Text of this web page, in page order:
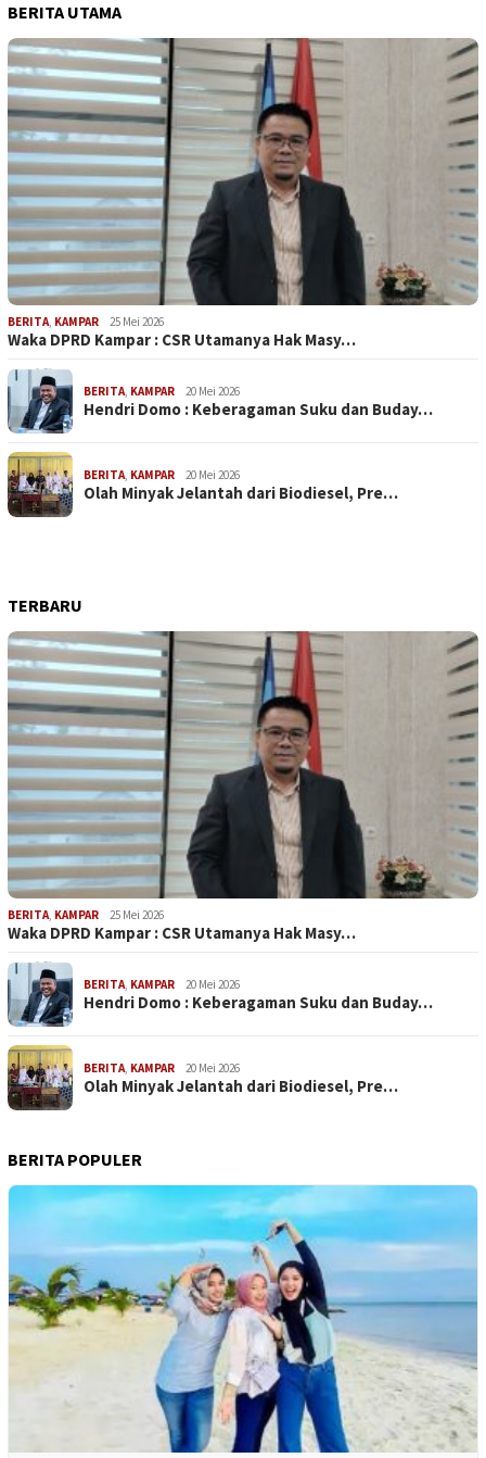
BERITA UTAMA
BERITA, KAMPAR 25 Mei 2026
Waka DPRD Kampar : CSR Utamanya Hak Masy…
BERITA, KAMPAR 20 Mei 2026
Hendri Domo : Keberagaman Suku dan Buday…
BERITA, KAMPAR 20 Mei 2026
Olah Minyak Jelantah dari Biodiesel, Pre…
TERBARU
BERITA, KAMPAR 25 Mei 2026
Waka DPRD Kampar : CSR Utamanya Hak Masy…
BERITA, KAMPAR 20 Mei 2026
Hendri Domo : Keberagaman Suku dan Buday…
BERITA, KAMPAR 20 Mei 2026
Olah Minyak Jelantah dari Biodiesel, Pre…
BERITA POPULER